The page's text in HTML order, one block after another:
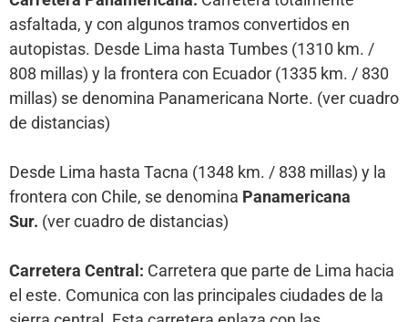
asfaltada, y con algunos tramos convertidos en
autopistas. Desde Lima hasta Tumbes (1310 km. /
808 millas) y la frontera con Ecuador (1335 km. / 830
millas) se denomina Panamericana Norte. (ver cuadro
de distancias)
Desde Lima hasta Tacna (1348 km. / 838 millas) y la
frontera con Chile, se denomina Panamericana
Sur. (ver cuadro de distancias)
Carretera Central: Carretera que parte de Lima hacia
el este. Comunica con las principales ciudades de la